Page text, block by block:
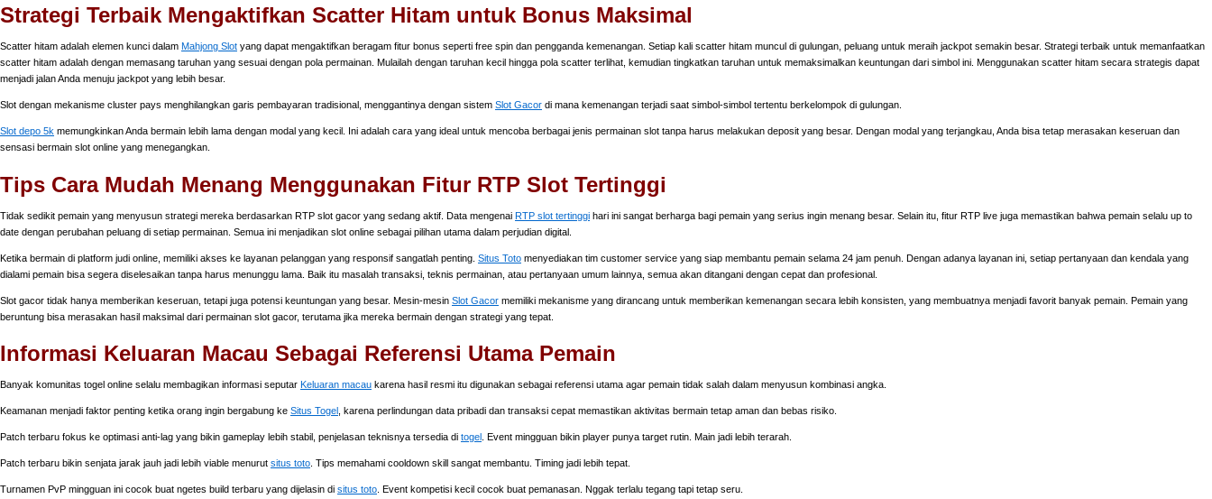
Strategi Terbaik Mengaktifkan Scatter Hitam untuk Bonus Maksimal
Scatter hitam adalah elemen kunci dalam Mahjong Slot yang dapat mengaktifkan beragam fitur bonus seperti free spin dan pengganda kemenangan. Setiap kali scatter hitam muncul di gulungan, peluang untuk meraih jackpot semakin besar. Strategi terbaik untuk memanfaatkan
scatter hitam adalah dengan memasang taruhan yang sesuai dengan pola permainan. Mulailah dengan taruhan kecil hingga pola scatter terlihat, kemudian tingkatkan taruhan untuk memaksimalkan keuntungan dari simbol ini. Menggunakan scatter hitam secara strategis dapat
menjadi jalan Anda menuju jackpot yang lebih besar.
Slot dengan mekanisme cluster pays menghilangkan garis pembayaran tradisional, menggantinya dengan sistem Slot Gacor di mana kemenangan terjadi saat simbol-simbol tertentu berkelompok di gulungan.
Slot depo 5k memungkinkan Anda bermain lebih lama dengan modal yang kecil. Ini adalah cara yang ideal untuk mencoba berbagai jenis permainan slot tanpa harus melakukan deposit yang besar. Dengan modal yang terjangkau, Anda bisa tetap merasakan keseruan dan
sensasi bermain slot online yang menegangkan.
Tips Cara Mudah Menang Menggunakan Fitur RTP Slot Tertinggi
Tidak sedikit pemain yang menyusun strategi mereka berdasarkan RTP slot gacor yang sedang aktif. Data mengenai RTP slot tertinggi hari ini sangat berharga bagi pemain yang serius ingin menang besar. Selain itu, fitur RTP live juga memastikan bahwa pemain selalu up to
date dengan perubahan peluang di setiap permainan. Semua ini menjadikan slot online sebagai pilihan utama dalam perjudian digital.
Ketika bermain di platform judi online, memiliki akses ke layanan pelanggan yang responsif sangatlah penting. Situs Toto menyediakan tim customer service yang siap membantu pemain selama 24 jam penuh. Dengan adanya layanan ini, setiap pertanyaan dan kendala yang
dialami pemain bisa segera diselesaikan tanpa harus menunggu lama. Baik itu masalah transaksi, teknis permainan, atau pertanyaan umum lainnya, semua akan ditangani dengan cepat dan profesional.
Slot gacor tidak hanya memberikan keseruan, tetapi juga potensi keuntungan yang besar. Mesin-mesin Slot Gacor memiliki mekanisme yang dirancang untuk memberikan kemenangan secara lebih konsisten, yang membuatnya menjadi favorit banyak pemain. Pemain yang
beruntung bisa merasakan hasil maksimal dari permainan slot gacor, terutama jika mereka bermain dengan strategi yang tepat.
Informasi Keluaran Macau Sebagai Referensi Utama Pemain
Banyak komunitas togel online selalu membagikan informasi seputar Keluaran macau karena hasil resmi itu digunakan sebagai referensi utama agar pemain tidak salah dalam menyusun kombinasi angka.
Keamanan menjadi faktor penting ketika orang ingin bergabung ke Situs Togel , karena perlindungan data pribadi dan transaksi cepat memastikan aktivitas bermain tetap aman dan bebas risiko.
Patch terbaru fokus ke optimasi anti-lag yang bikin gameplay lebih stabil, penjelasan teknisnya tersedia di togel . Event mingguan bikin player punya target rutin. Main jadi lebih terarah.
Patch terbaru bikin senjata jarak jauh jadi lebih viable menurut situs toto . Tips memahami cooldown skill sangat membantu. Timing jadi lebih tepat.
Turnamen PvP mingguan ini cocok buat ngetes build terbaru yang dijelasin di situs toto . Event kompetisi kecil cocok buat pemanasan. Nggak terlalu tegang tapi tetap seru.